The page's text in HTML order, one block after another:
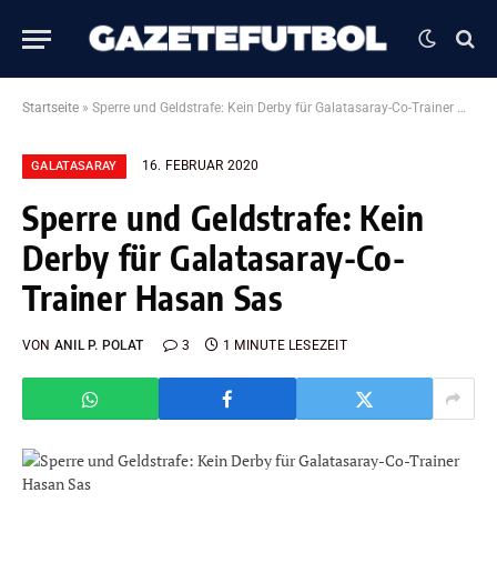
Startseite » Sperre und Geldstrafe: Kein Derby für Galatasaray-Co-Trainer Hasan Sas
GALATASARAY 16. FEBRUAR 2020
Sperre und Geldstrafe: Kein
Derby für Galatasaray-Co-
Trainer Hasan Sas
VON ANIL P. POLAT 3 1 MINUTE LESEZEIT